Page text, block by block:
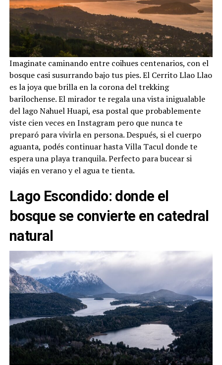
Imaginate caminando entre coihues centenarios, con el
bosque casi susurrando bajo tus pies. El Cerrito Llao Llao
es la joya que brilla en la corona del trekking
barilochense. El mirador te regala una vista inigualable
del lago Nahuel Huapi, esa postal que probablemente
viste cien veces en Instagram pero que nunca te
preparó para vivirla en persona. Después, si el cuerpo
aguanta, podés continuar hasta Villa Tacul donde te
espera una playa tranquila. Perfecto para bucear si
viajás en verano y el agua te tienta.
Lago Escondido: donde el
bosque se convierte en catedral
natural